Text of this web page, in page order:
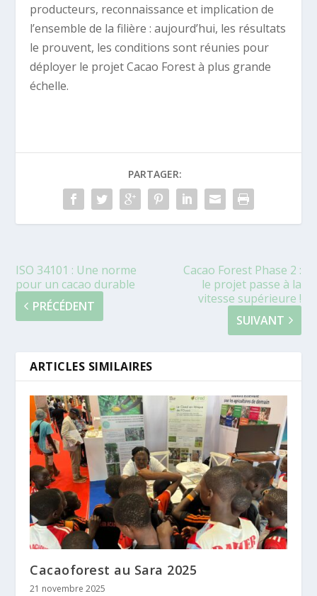
producteurs, reconnaissance et implication de
l’ensemble de la filière : aujourd’hui, les résultats
le prouvent, les conditions sont réunies pour
déployer le projet Cacao Forest à plus grande
échelle.
PARTAGER:
ISO 34101 : Une norme
pour un cacao durable
PRÉCÉDENT
Cacao Forest Phase 2 :
le projet passe à la
vitesse supérieure !
SUIVANT
ARTICLES SIMILAIRES
Cacaoforest au Sara 2025
21 novembre 2025